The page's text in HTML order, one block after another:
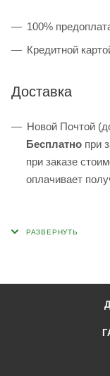
100%
Кредитной
Доставка
Новой Почтой
Бесплатно при
при заказе
оплачивает